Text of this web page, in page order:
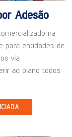
Adesão
na
para entidades de
via
ao plano todos